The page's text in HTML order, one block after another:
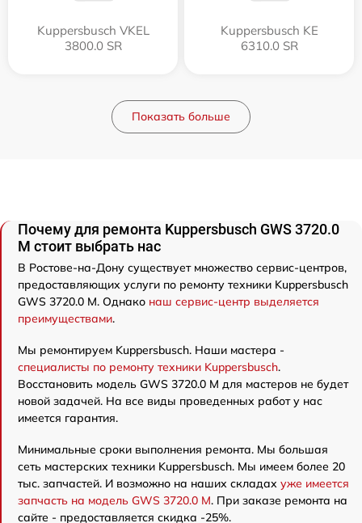
Kuppersbusch VKEL
3800.0 SR
Kuppersbusch KE
6310.0 SR
Показать больше
Почему для ремонта Kuppersbusch GWS 3720.0
M стоит выбрать нас
В Ростове-на-Дону существует множество сервис-центров,
предоставляющих услуги по ремонту техники Kuppersbusch
GWS 3720.0 M. Однако наш сервис-центр выделяется
преимуществами.
Мы ремонтируем Kuppersbusch. Наши мастера -
специалисты по ремонту техники Kuppersbusch.
Восстановить модель GWS 3720.0 M для мастеров не будет
новой задачей. На все виды проведенных работ у нас
имеется гарантия.
Минимальные сроки выполнения ремонта. Мы большая
сеть мастерских техники Kuppersbusch. Мы имеем более 20
тыс. запчастей. И возможно на наших складах уже имеется
запчасть на модель GWS 3720.0 M. При заказе ремонта на
сайте - предоставляется скидка -25%.